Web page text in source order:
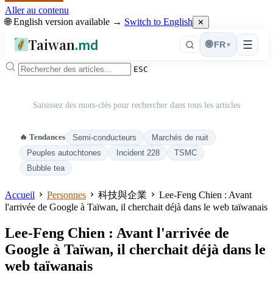
Aller au contenu
🌐 English version available → Switch to English ✕
Taiwan.md ☰
🌐 FR ▾
ESC
Saisissez des mots-clés pour rechercher dans tous les articles
🔥 Tendances Semi-conducteurs
Marchés de nuit
Peuples autochtones
Incident 228
TSMC
Bubble tea
Accueil Personnes 科技與企業
Lee-Feng Chien : Avant
l'arrivée de Google à Taïwan, il cherchait déjà dans le web taïwanais
Lee-Feng Chien : Avant l'arrivée de
Google à Taïwan, il cherchait déjà dans le
web taïwanais